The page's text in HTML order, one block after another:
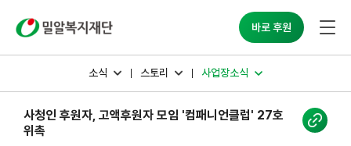
바로 후원
소식 스토리 사업장소식
사청인 후원자, 고액후원자 모임 '컴패니언클럽' 27호
위촉